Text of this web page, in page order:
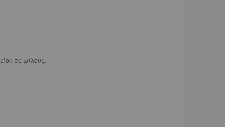
σε φίλους.